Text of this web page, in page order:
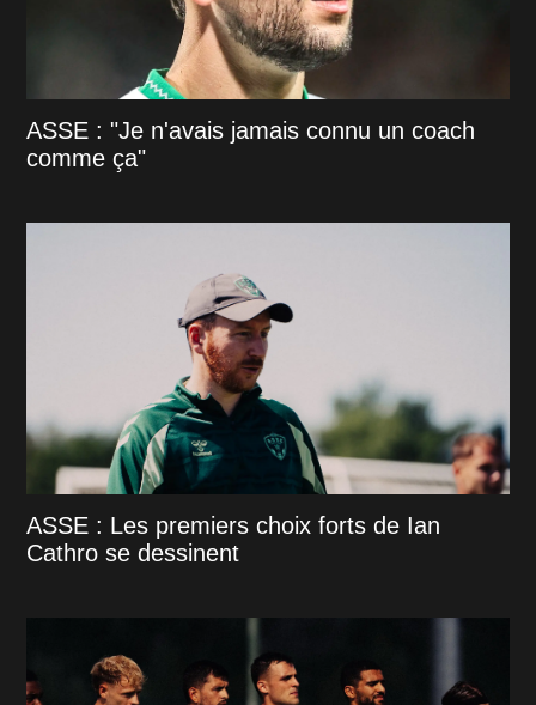
ASSE : "Je n'avais jamais connu un coach
comme ça"
ASSE : Les premiers choix forts de Ian
Cathro se dessinent